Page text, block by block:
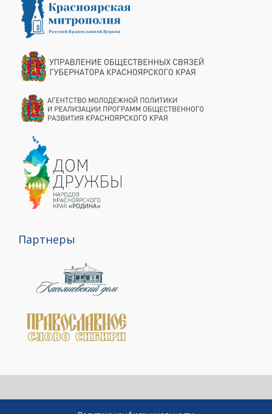
Партнеры